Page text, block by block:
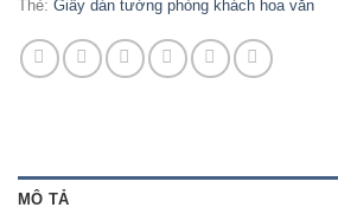
Thẻ: Giấy dán tường phòng khách hoa văn
MÔ TẢ